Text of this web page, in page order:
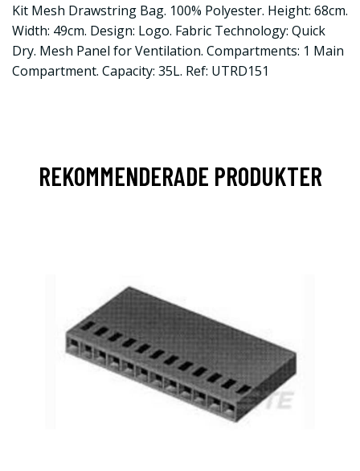
Kit Mesh Drawstring Bag. 100% Polyester. Height: 68cm.
Width: 49cm. Design: Logo. Fabric Technology: Quick
Dry. Mesh Panel for Ventilation. Compartments: 1 Main
Compartment. Capacity: 35L. Ref: UTRD151
REKOMMENDERADE PRODUKTER